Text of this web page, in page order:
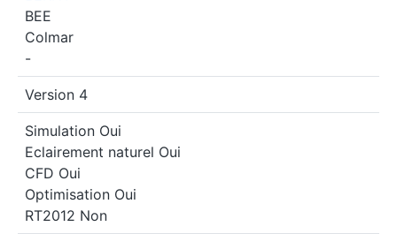
BEE
Colmar
-
Version 4
Simulation Oui
Eclairement naturel Oui
CFD Oui
Optimisation Oui
RT2012 Non